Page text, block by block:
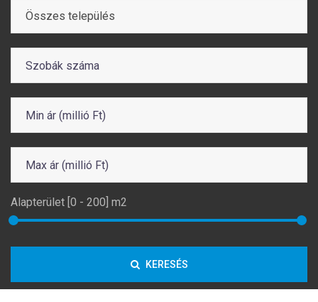
Összes település
Alapterület [ 0 - 200 ] m2
KERESÉS